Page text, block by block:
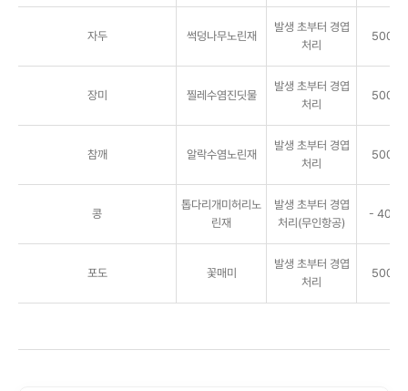
자두 썩덩나무노린재
발생 초부터 경엽
처리
5000
장미 찔레수염진딧물
발생 초부터 경엽
처리
5000
참깨 알락수염노린재
발생 초부터 경엽
처리
5000
콩
톱다리개미허리노
린재
발생 초부터 경엽
처리(무인항공)
- 40g/
포도 꽃매미
발생 초부터 경엽
처리
5000